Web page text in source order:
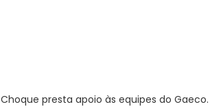
Choque presta apoio às equipes do